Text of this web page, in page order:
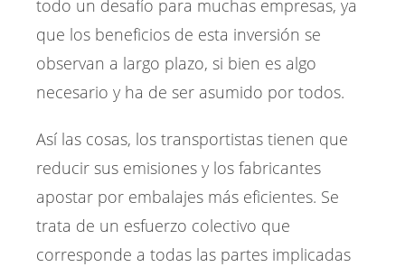
todo un desafío para muchas empresas, ya
que los beneficios de esta inversión se
observan a largo plazo, si bien es algo
necesario y ha de ser asumido por todos.
Así las cosas, los transportistas tienen que
reducir sus emisiones y los fabricantes
apostar por embalajes más eficientes. Se
trata de un esfuerzo colectivo que
corresponde a todas las partes implicadas